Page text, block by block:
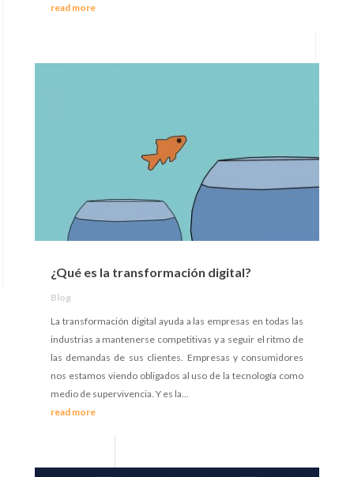
read more
¿Qué es la transformación digital?
Blog
La transformación digital ayuda a las empresas en todas las
industrias a mantenerse competitivas y a seguir el ritmo de
las demandas de sus clientes. Empresas y consumidores
nos estamos viendo obligados al uso de la tecnología como
medio de supervivencia. Y es la...
read more